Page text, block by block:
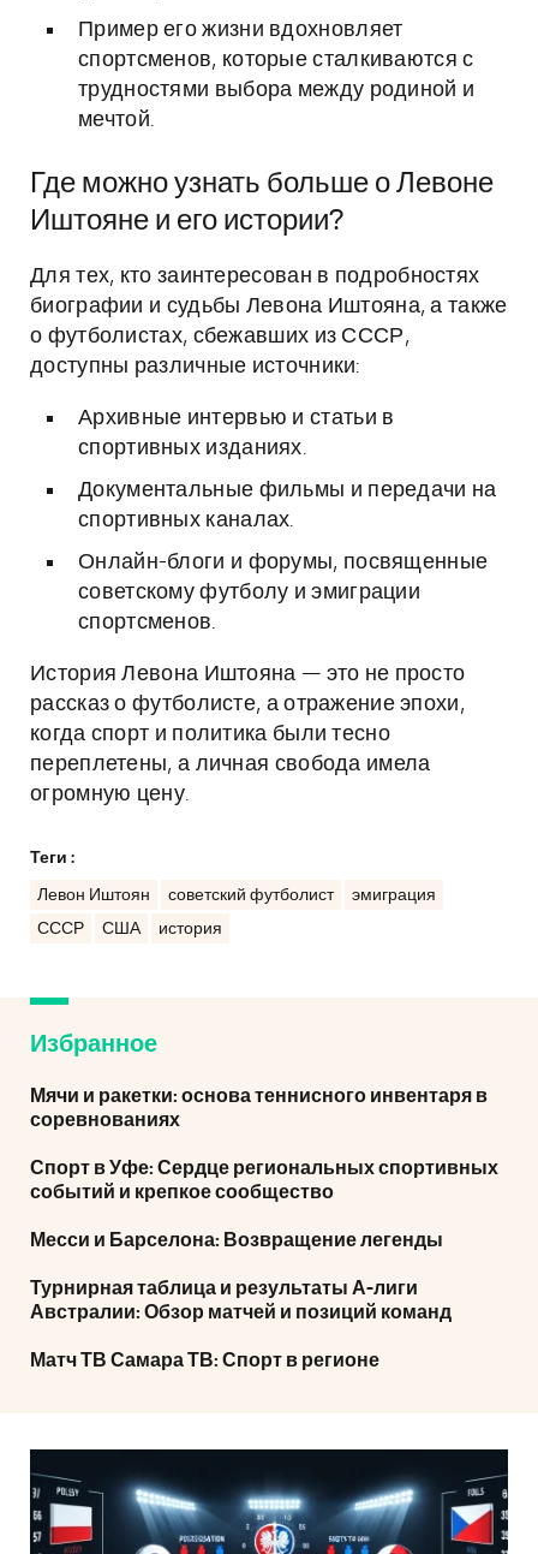
Пример его жизни вдохновляет
спортсменов, которые сталкиваются с
трудностями выбора между родиной и
мечтой.
Где можно узнать больше о Левоне
Иштояне и его истории?
Для тех, кто заинтересован в подробностях
биографии и судьбы Левона Иштояна, а также
о футболистах, сбежавших из СССР,
доступны различные источники:
Архивные интервью и статьи в
спортивных изданиях.
Документальные фильмы и передачи на
спортивных каналах.
Онлайн-блоги и форумы, посвященные
советскому футболу и эмиграции
спортсменов.
История Левона Иштояна — это не просто
рассказ о футболисте, а отражение эпохи,
когда спорт и политика были тесно
переплетены, а личная свобода имела
огромную цену.
Теги :
Левон Иштоян советский футболист
эмиграция
СССР
США история
Избранное
Мячи и ракетки: основа теннисного инвентаря в
соревнованиях
Спорт в Уфе: Сердце региональных спортивных
событий и крепкое сообщество
Месси и Барселона: Возвращение легенды
Турнирная таблица и результаты А-лиги
Австралии: Обзор матчей и позиций команд
Матч ТВ Самара ТВ: Спорт в регионе